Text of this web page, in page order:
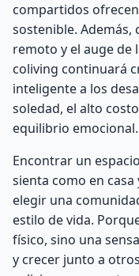
compartidos
sostenible. Además,
remoto y el auge de
coliving continuará
inteligente a los
soledad, el alto
equilibrio emocional.
Encontrar un
sienta como en
elegir una
estilo de vida.
físico, sino una
y crecer junto a